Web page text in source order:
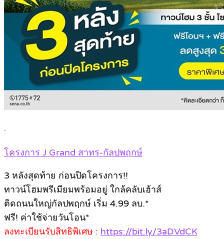
.
โครงการ J Grand สาทร-กัลปพฤกษ์
3 หลังสุดท้าย ก่อนปิดโครงการ!!
ทาวน์โฮมพรีเมียมพร้อมอยู่ ใกล้คลับเฮ้าส์
ติดถนนใหญ่กัลปพฤกษ์ เริ่ม 4.99 ลบ.*
ฟรี! ค่าใช้จ่ายวันโอน*
ลงทะเบียนรับสิทธิพิเศษ : https://bit.ly/3aDVdCK